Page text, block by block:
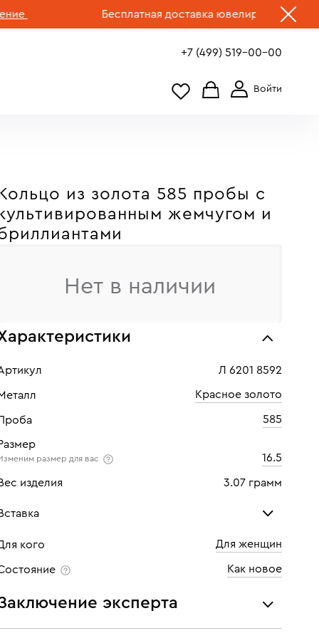
Бесплатная доставка ювелирных изделий по
+7 (499) 519-00-00
Кольцо из золота 585 пробы c
жемчугом и
Нет в наличии
Л 6201 8592
Красное золото
585
размер для вас 16.5
изделия 3.07 грамм
Жемчуг культ.
кого Для женщин
Как новое
эксперта
украшения проходят экспертизу подлинности и